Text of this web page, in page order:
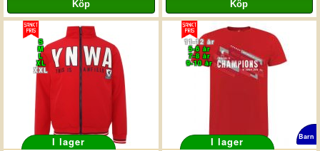
S
M
L
XL
XXL
I lager
11-12 år
5-6 år
7-8 år
9-10 år
I lager Barn